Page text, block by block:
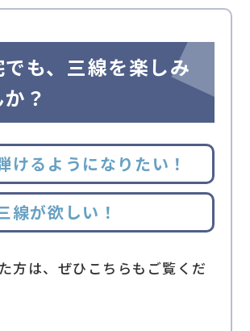
でも、三線を楽しみ
？
けるようになりたい！
線が欲しい！
方は、ぜひこちらもご覧くだ